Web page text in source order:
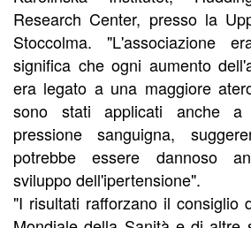
Research Center, presso la
Stoccolma. "L'associazione
significa che ogni aumento
era legato a una maggiore
sono stati applicati anche
pressione sanguigna,
potrebbe essere dannoso
sviluppo dell'ipertensione".
"I risultati rafforzano il consiglio